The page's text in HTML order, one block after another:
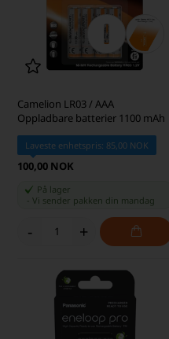
Camelion LR03 / AAA
Oppladbare batterier 1100 mAh
Laveste enhetspris: 85,00 NOK
100,00 NOK
På lager
-Vi sender pakken din mandag
- +